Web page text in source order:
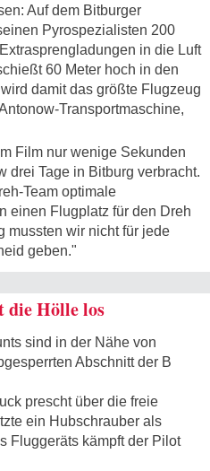
Auf dem Bitburger
Pyrospezialisten 200
in die Luft
60 Meter hoch in den
damit das größte Flugzeug
Transportmaschine,
Film nur wenige Sekunden
drei Tage in Bitburg verbracht.
Team optimale
einen Flugplatz für den Dreh
mussten wir nicht für jede
geben."
die Hölle los
sind in der Nähe von
Abschnitt der B
prescht über die freie
ein Hubschrauber als
Fluggeräts kämpft der Pilot